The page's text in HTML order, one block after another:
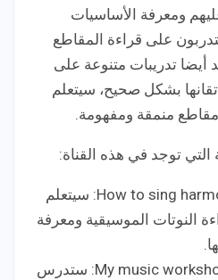
ومعرفة الأساسيات
على قراءة المقاطع
أيضا تدريبات متنوعة على
إتقانها بشكل صحيح، سيتعلم
منمقة ومفهومة.
التي توجد في هذه القناة:
How to sing harmony for beginners: سيتعلم
النوتات الموسيقية ومعرفة
My music workshop| piano lesson 1: ستدرس